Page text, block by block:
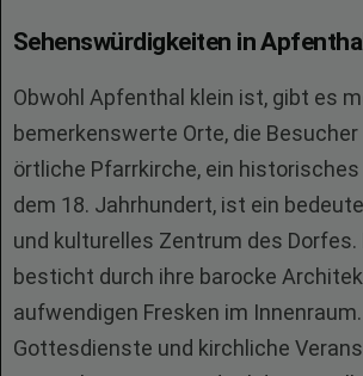
Sehenswürdigkeiten in
Obwohl Apfenthal klein ist, gibt es
bemerkenswerte Orte, die Besucher
örtliche Pfarrkirche, ein
dem 18. Jahrhundert, ist ein
und kulturelles Zentrum des Dorfes.
besticht durch ihre barocke
aufwendigen Fresken im
Gottesdienste und kirchliche